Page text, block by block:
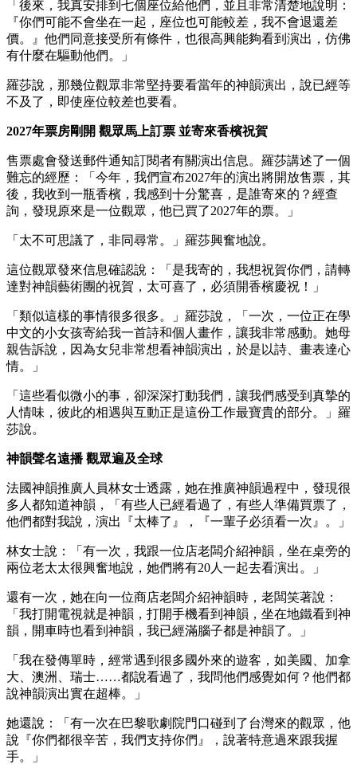
「後來，我真安排到七個座位給他們，並且非常清楚地說明：
『你們可能不會坐在一起，座位也可能較差，我不會退還差
價。』他們同意接受所有條件，也很高興能夠看到演出，仿佛
有什麼在驅動他們。」
羅莎說，那幾位觀眾非常堅持要看當年的神韻演出，說已經等
不及了，即使座位較差也要看。
2027年票房剛開 觀眾馬上訂票 並寄來香檳祝賀
售票處會發送郵件通知訂閱者有關演出信息。羅莎講述了一個
難忘的經歷：「今年，我們宣布2027年的演出將開放售票，其
後，我收到一瓶香檳，我感到十分驚喜，是誰寄來的？經查
詢，發現原來是一位觀眾，他已買了2027年的票。」
「太不可思議了，非同尋常。」羅莎興奮地說。
這位觀眾發來信息確認說：「是我寄的，我想祝賀你們，請轉
達對神韻藝術團的祝賀，太可喜了，必須開香檳慶祝！」
「類似這樣的事情很多很多。」羅莎說，「一次，一位正在學
中文的小女孩寄給我一首詩和個人畫作，讓我非常感動。她母
親告訴說，因為女兒非常想看神韻演出，於是以詩、畫表達心
情。」
「這些看似微小的事，卻深深打動我們，讓我們感受到真摯的
人情味，彼此的相遇與互動正是這份工作最寶貴的部分。」羅
莎說。
神韻聲名遠播 觀眾遍及全球
法國神韻推廣人員林女士透露，她在推廣神韻過程中，發現很
多人都知道神韻，「有些人已經看過了，有些人準備買票了，
他們都對我說，演出『太棒了』，『一輩子必須看一次』。」
林女士說：「有一次，我跟一位店老闆介紹神韻，坐在桌旁的
兩位老太太很興奮地說，她們將有20人一起去看演出。」
還有一次，她在向一位商店老闆介紹神韻時，老闆笑著說：
「我打開電視就是神韻，打開手機看到神韻，坐在地鐵看到神
韻，開車時也看到神韻，我已經滿腦子都是神韻了。」
「我在發傳單時，經常遇到很多國外來的遊客，如美國、加拿
大、澳洲、瑞士……都說看過了，我問他們感覺如何？他們都
說神韻演出實在超棒。」
她還說：「有一次在巴黎歌劇院門口碰到了台灣來的觀眾，他
說『你們都很辛苦，我們支持你們』，說著特意過來跟我握
手。」